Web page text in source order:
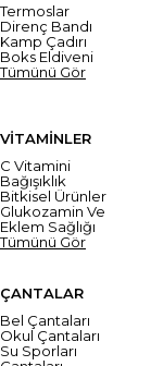
Termoslar
Direnç Bandı
Kamp Çadırı
Boks Eldiveni
Tümünü Gör
VİTAMİNLER
C Vitamini
Bağışıklık
Bitkisel Ürünler
Glukozamin Ve
Eklem Sağlığı
Tümünü Gör
ÇANTALAR
Bel Çantaları
Okul Çantaları
Su Sporları